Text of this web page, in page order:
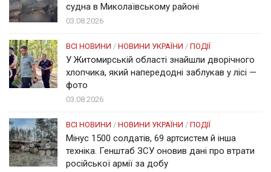
судна в Миколаївському районі
03.08.2026
ВСІ НОВИНИ / НОВИНИ УКРАЇНИ / ПОДІЇ
У Житомирській області знайшли дворічного
хлопчика, який напередодні заблукав у лісі —
фото
03.08.2026
ВСІ НОВИНИ / НОВИНИ УКРАЇНИ / ПОДІЇ
Мінус 1500 солдатів, 69 артсистем й інша
техніка. Генштаб ЗСУ оновив дані про втрати
російської армії за добу